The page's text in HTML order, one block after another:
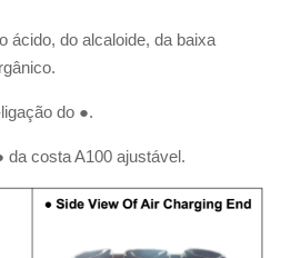
ácido, do alcaloide, da baixa
do ●.
da costa A100 ajustável.